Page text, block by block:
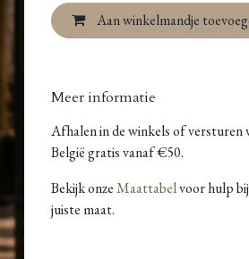
Aan winkelmandje
Meer informatie
Afhalen in de winkels of versturen
België gratis vanaf €50.
Bekijk onzeMaattabelvoor hulp
juiste maat.